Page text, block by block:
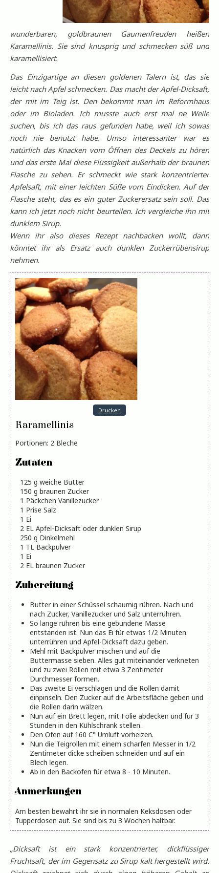
wunderbaren, goldbraunen Gaumenfreuden heißen
Karamellinis. Sie sind knusprig und schmecken süß und
karamellisiert.
Das Einzigartige an diesen goldenen Talern ist, das sie
leicht nach Apfel schmecken. Das macht der Apfel-Dicksaft,
der mit im Teig ist. Den bekommt man im Reformhaus
oder im Bioladen. Ich musste auch erst mal ne Weile
suchen, bis ich das raus gefunden habe, weil ich sowas
noch nie benutzt habe. Umso interessanter war es
natürlich das Knacken vom Öffnen des Deckels zu hören
und das erste Mal diese Flüssigkeit außerhalb der braunen
Flasche zu sehen. Er schmeckt wie stark konzentrierter
Apfelsaft, mit einer leichten Süße vom Eindicken. Auf der
Flasche steht, das es ein guter Zuckerersatz sein soll. Das
kann ich jetzt noch nicht beurteilen. Ich vergleiche ihn mit
dunklem Sirup.
Wenn ihr also dieses Rezept nachbacken wollt, dann
könntet ihr als Ersatz auch dunklen Zuckerrübensirup
nehmen.
Drucken
Karamellinis
Portionen: 2 Bleche
Zutaten
125 g weiche Butter
150 g braunen Zucker
1 Päckchen Vanillezucker
1 Prise Salz
1 Ei
2 EL Apfel-Dicksaft oder dunklen Sirup
250 g Dinkelmehl
1 TL Backpulver
1 Ei
2 EL braunen Zucker
Zubereitung
Butter in einer Schüssel schaumig rühren. Nach und
nach Zucker, Vanillezucker und Salz unterrühren.
So lange rühren bis eine gebundene Masse
entstanden ist. Nun das Ei für etwas 1/2 Minuten
unterrühren und Apfel-Dicksaft dazu geben.
Mehl mit Backpulver mischen und auf die
Buttermasse sieben. Alles gut miteinander verkneten
und zu zwei Rollen mit etwa 3 Zentimeter
Durchmesser formen.
Das zweite Ei verschlagen und die Rollen damit
einpinseln. Den Zucker auf die Arbeitsfläche geben und
die Rollen darin wälzen.
Nun auf ein Brett legen, mit Folie abdecken und für 3
Stunden in den Kühlschrank stellen.
Den Ofen auf 160 C° Umluft vorheizen.
Nun die Teigrollen mit einem scharfen Messer in 1/2
Zentimeter dicke scheiben schneiden und auf ein
Blech legen.
Ab in den Backofen für etwa 8 - 10 Minuten.
Anmerkungen
Am besten bewahrt ihr sie in normalen Keksdosen oder
Tupperdosen auf. Sie sind bis zu 3 Wochen haltbar.
„Dicksaft ist ein stark konzentrierter, dickflüssiger
Fruchtsaft, der im Gegensatz zu Sirup kalt hergestellt wird.